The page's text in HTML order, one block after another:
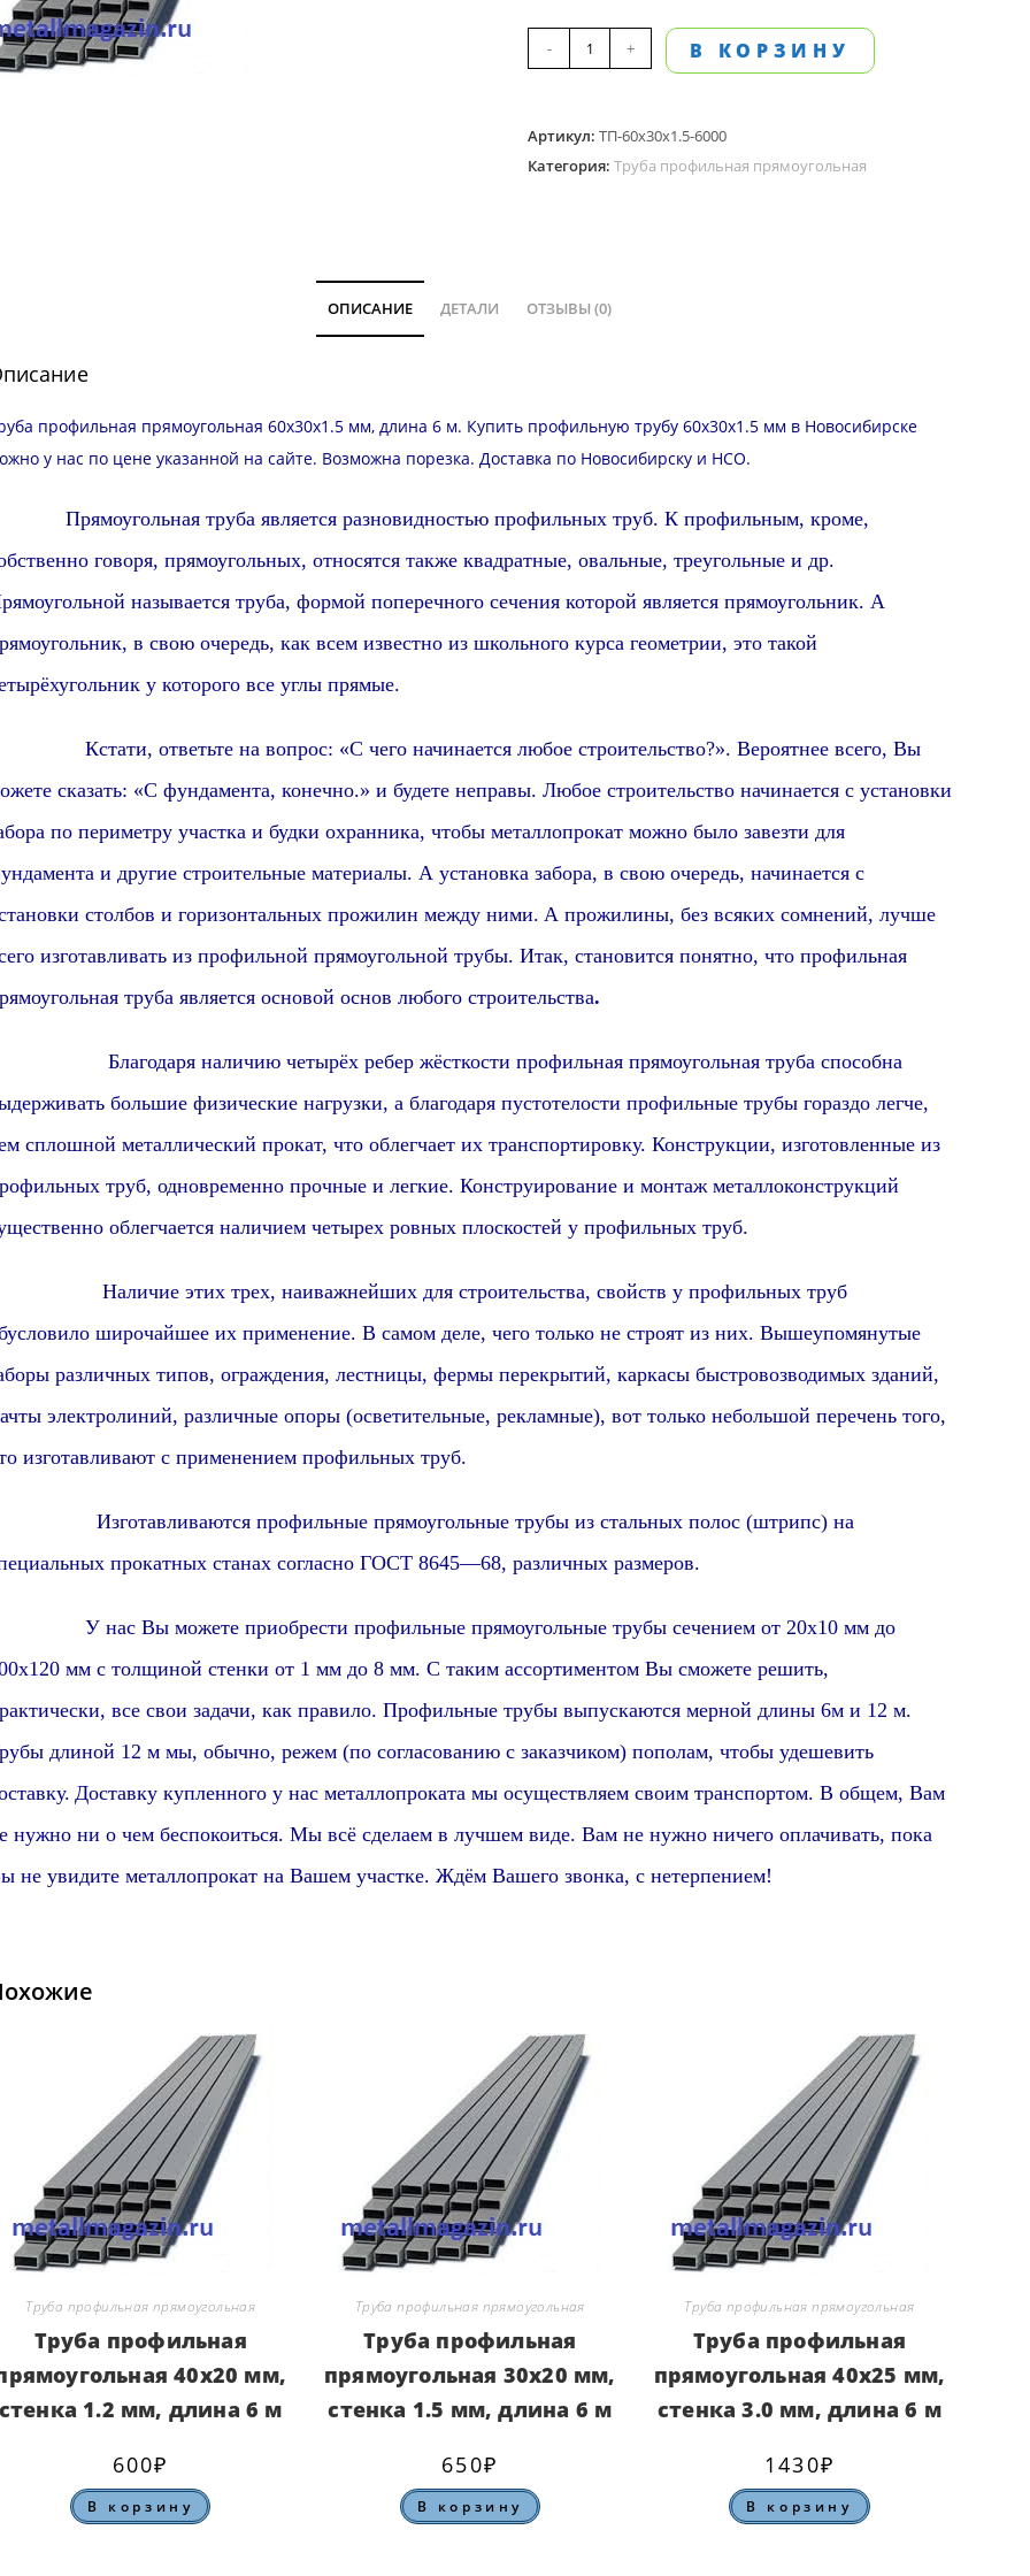
Количество
товара
профильная
прямоугольная
1.5
м
- + В КОРЗИНУ
Артикул:ТП-60х30х1.5-6000
Категория:Труба профильная прямоугольная
ОПИСАНИЕ ДЕТАЛИ ОТЗЫВЫ (0)
профильная прямоугольная 60х30х1.5 мм, длина 6 м. Купить профильную трубу 60х30х1.5 мм в Новосибирске
у нас по цене указанной на сайте. Возможна порезка. Доставка по Новосибирску и НСО.
Прямоугольная труба является разновидностью профильных труб. К профильным, кроме,
говоря, прямоугольных, относятся также квадратные, овальные, треугольные и др.
ной называется труба, формой поперечного сечения которой является прямоугольник. А
, в свою очередь, как всем известно из школьного курса геометрии, это такой
у которого все углы прямые.
ответьте на вопрос: «С чего начинается любое строительство?». Вероятнее всего, Вы
сказать: «С фундамента, конечно.» и будете неправы. Любое строительство начинается с установки
по периметру участка и будки охранника, чтобы металлопрокат можно было завезти для
и другие строительные материалы. А установка забора, в свою очередь, начинается с
столбов и горизонтальных прожилин между ними. А прожилины, без всяких сомнений, лучше
изготавливать из профильной прямоугольной трубы. Итак, становится понятно, что профильная
труба является основой основ любого строительства.
наличию четырёх ребер жёсткости профильная прямоугольнаятруба способна
большие физические нагрузки, а благодаря пустотелости профильные трубы гораздо легче,
сплошной металлический прокат, что облегчает их транспортировку. Конструкции, изготовленные из
ных труб, одновременно прочные и легкие. Конструирование и монтаж металлоконструкций
облегчается наличием четырех ровных плоскостей у профильных труб.
этих трех, наиважнейших для строительства, свойств у профильных труб
широчайшее их применение. В самом деле, чего только не строят из них. Вышеупомянутые
различных типов, ограждения, лестницы, фермы перекрытий, каркасы быстровозводимых зданий,
электролиний, различные опоры (осветительные, рекламные), вот только небольшой перечень того,
изготавливают с применением профильных труб.
профильные прямоугольные трубы из стальных полос (штрипс) на
прокатных станах согласно ГОСТ 8645—68, различных размеров.
нас Вы можете приобрести профильные прямоугольныетрубы сечением от 20х10 мм до
0х120 мм с толщиной стенки от 1 мм до 8 мм. С таким ассортиментом Вы сможете решить,
все свои задачи, как правило. Профильные трубы выпускаются мерной длины 6м и 12 м.
длиной 12 м мы, обычно, режем (по согласованию с заказчиком) пополам, чтобы удешевить
Доставку купленного у нас металлопроката мы осуществляем своим транспортом. В общем, Вам
нужно ни о чем беспокоиться. Мы всё сделаем в лучшем виде. Вам не нужно ничего оплачивать, пока
не увидите металлопрокат на Вашем участке. Ждём Вашего звонка, с нетерпением!
Труба профильная прямоугольная
Труба профильная
40х20 мм,
стенка 1.2 мм, длина 6 м
600₽
В корзину
Труба профильная прямоугольная
Труба профильная
прямоугольная 30х20 мм,
стенка 1.5 мм, длина 6 м
650₽
В корзину
Труба профильная прямоугольная
Труба профильная
прямоугольная 40х25 мм,
стенка 3.0 мм, длина 6 м
1430₽
В корзину